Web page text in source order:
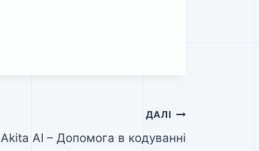
ДАЛІ
Akita AI – Допомога в кодуванні